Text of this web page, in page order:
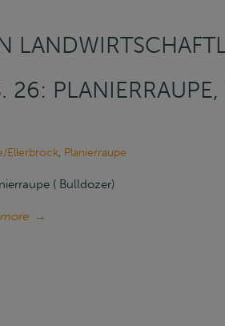
26: PLANIERRAUPE,
Ellerbrock, Planierraupe
( Bulldozer)
→